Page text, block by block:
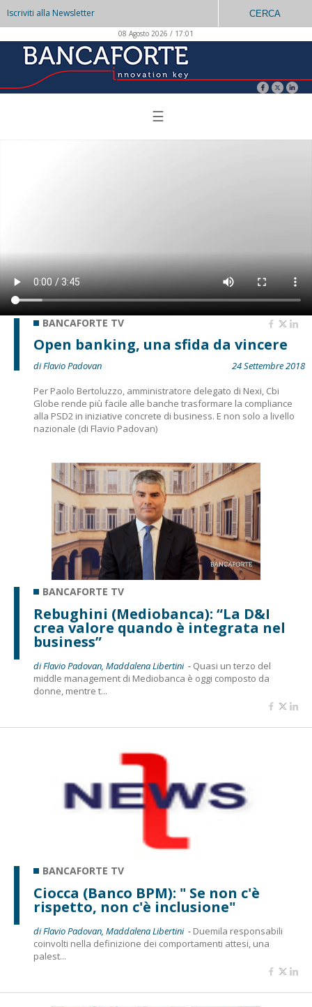
Iscriviti alla Newsletter CERCA
08 Agosto 2026 / 17:01
☰
BANCAFORTE TV
Open banking, una sfida da vincere
di Flavio Padovan
24 Settembre 2018
Per Paolo Bertoluzzo, amministratore delegato di Nexi, Cbi
Globe rende più facile alle banche trasformare la compliance
alla PSD2 in iniziative concrete di business. E non solo a livello
nazionale (di Flavio Padovan)
BANCAFORTE TV
Rebughini (Mediobanca): “La D&I
crea valore quando è integrata nel
business”
di Flavio Padovan, Maddalena Libertini - Quasi un terzo del
middle management di Mediobanca è oggi composto da
donne, mentre t...
BANCAFORTE TV
Ciocca (Banco BPM): " Se non c'è
rispetto, non c'è inclusione"
di Flavio Padovan, Maddalena Libertini - Duemila responsabili
coinvolti nella definizione dei comportamenti attesi, una
palest...